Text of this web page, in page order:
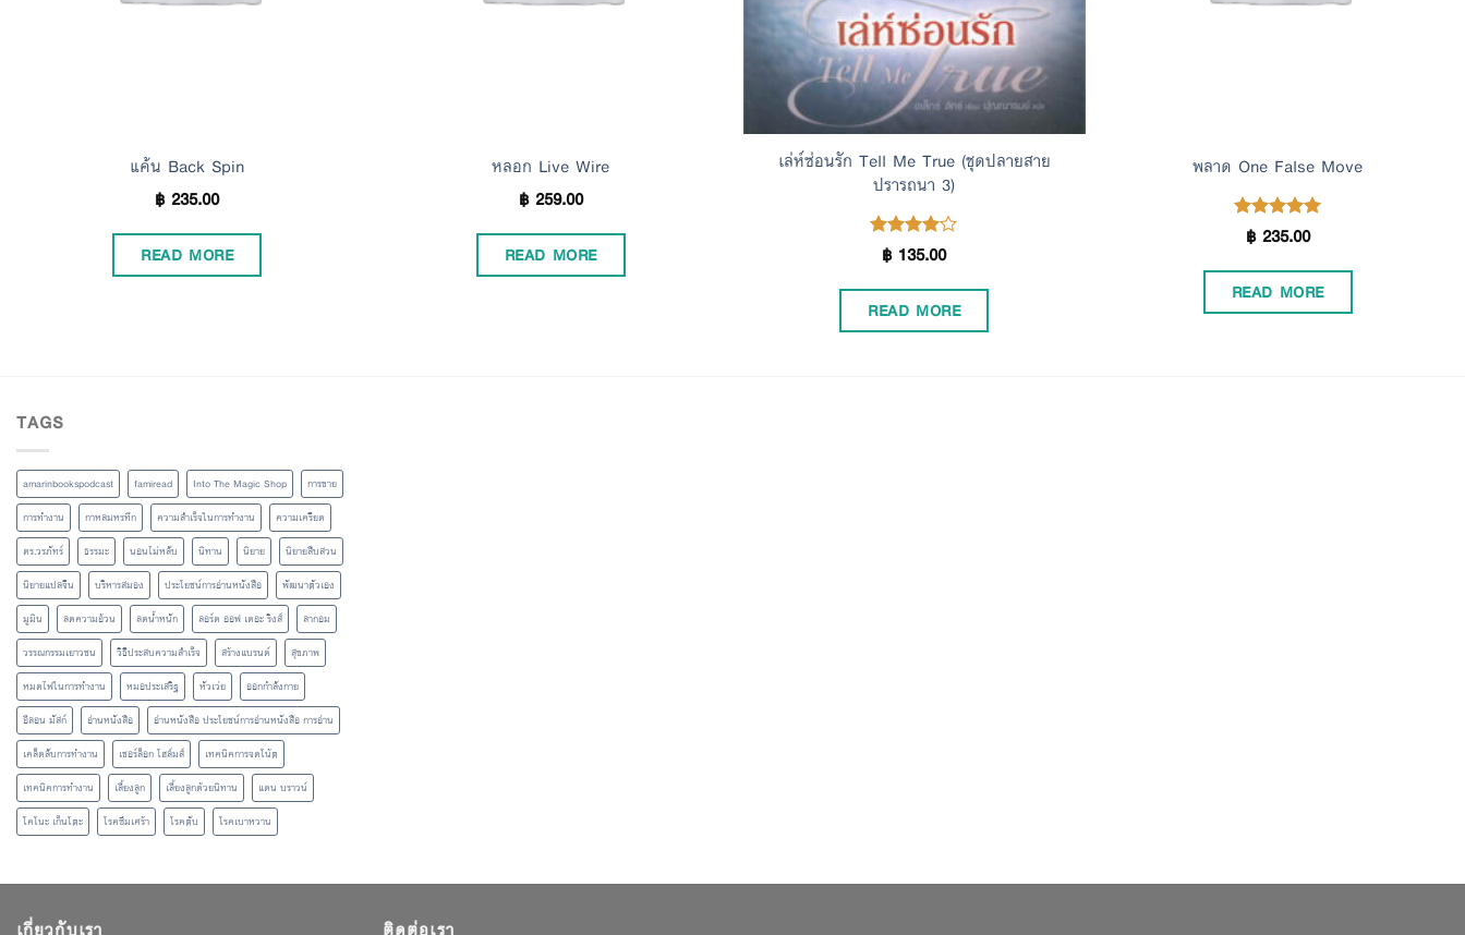
แค้น Back Spin
฿235.00
READ MORE
หลอก Live Wire
฿259.00
READ MORE
เล่ห์ซ่อนรัก Tell Me True (ชุดปลายสาย
ปรารถนา 3)
Rated
out
of 5
฿135.00
READ MORE
พลาด One False Move
Rated5.00
฿235.00
READ MORE
TAGS
amarinbookspodcast famiread Into The Magic Shop
การขาย
การทำงาน
กาหลมหรทึก ความสำเร็จในการทำงาน
ความเครียด
ดร.วรภัทร์
ธรรมะ นอนไม่หลับ นิทาน นิยาย
นิยายสืบสวน
นิยายแปลจีน
บริหารสมอง ประโยชน์การอ่านหนังสือ
พัฒนาตัวเอง
มูมิน
ลดความอ้วน ลดน้ำหนัก ลอร์ด ออฟ เดอะ ริงส์
ลากอม
วรรณกรรมเยาวชน
วิธีประสบความสำเร็จ สร้างแบรนด์
สุขภาพ
หมดไฟในการทำงาน
หมอประเสริฐ หัวเว่ย
ออกกำลังกาย
อีลอน มัสก์
อ่านหนังสือ
อ่านหนังสือ ประโยชน์การอ่านหนังสือ การอ่าน
เคล็ดลับการทำงาน
เชอร์ล็อก โฮล์มส์
เทคนิคการจดโน้ต
เทคนิคการทำงาน
เลี้ยงลูก เลี้ยงลูกด้วยนิทาน
แดน บราวน์
โคโนะ เก็นโตะ
โรคซึมเศร้า โรคตับ โรคเบาหวาน